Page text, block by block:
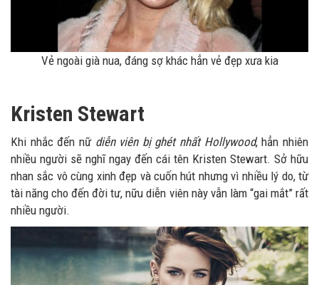
Vẻ ngoài già nua, đáng sợ khác hẳn vẻ đẹp xưa kia
Kristen Stewart
Khi nhắc đến nữ diễn viên bị ghét nhất Hollywood, hẳn nhiên
nhiều người sẽ nghĩ ngay đến cái tên Kristen Stewart. Sở hữu
nhan sắc vô cùng xinh đẹp và cuốn hút nhưng vì nhiều lý do, từ
tài năng cho đến đời tư, nữu diễn viên này vẫn làm “gai mắt” rất
nhiều người.